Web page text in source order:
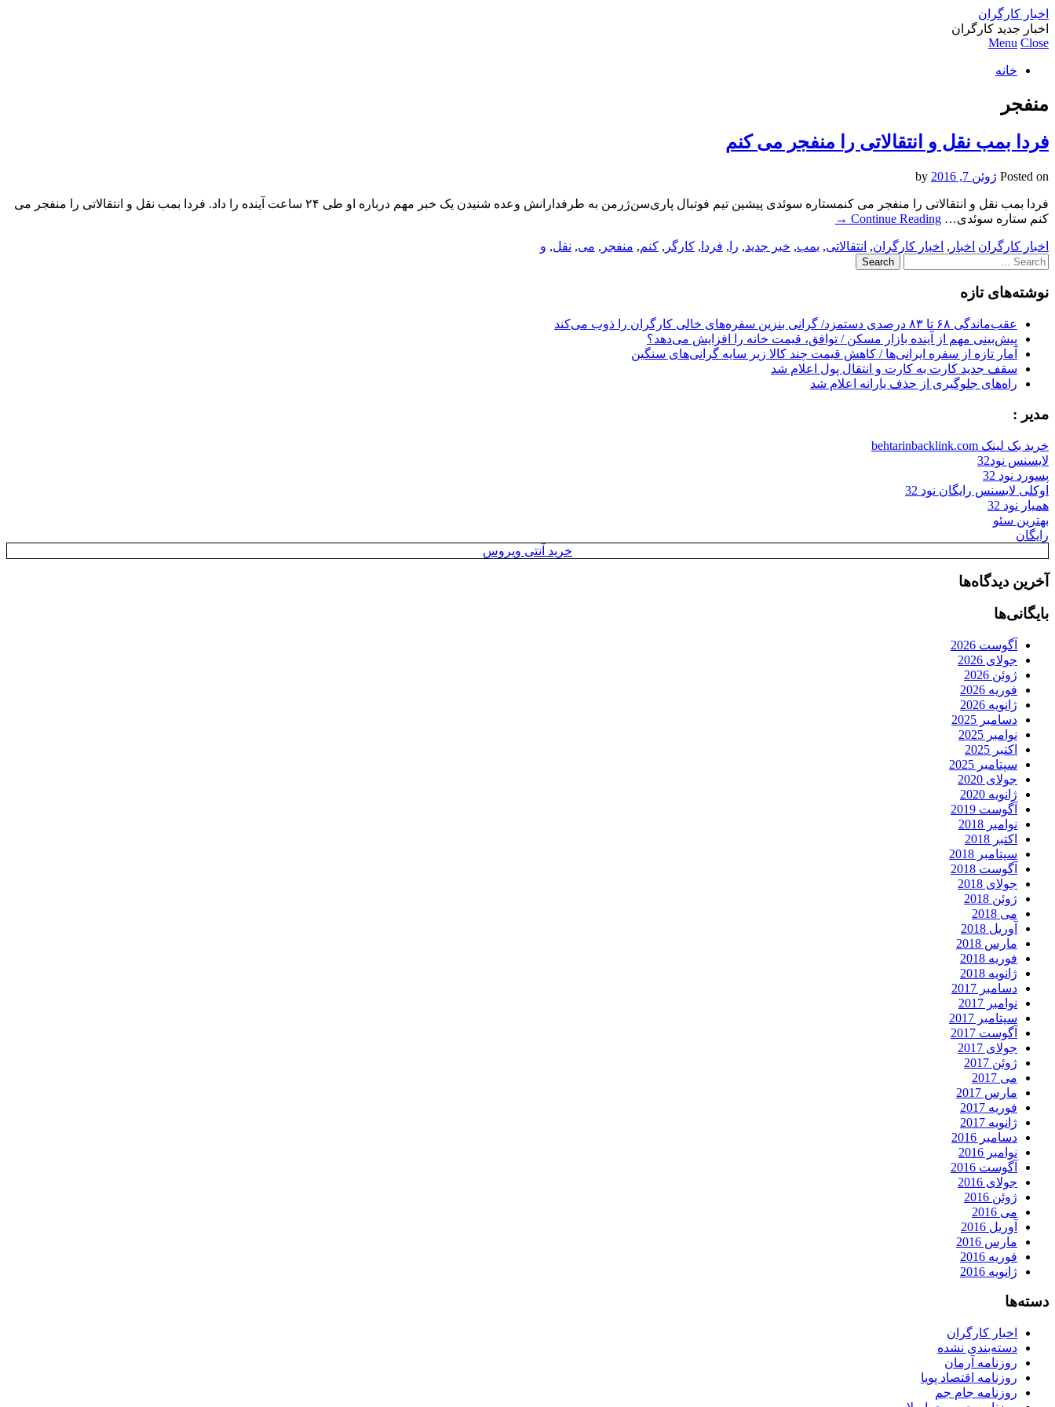
اخبار کارگران
اخبار جدید کارگران
Menu Close
خانه
منفجر
فردا بمب نقل و انتقالاتی را منفجر می کنم
Posted on ژوئن 7, 2016
فردا بمب نقل و انتقالاتی را منفجر می کنمستاره سوئدی پیشین تیم فوتبال پاری‌سن‌ژرمن به طرفدارانش وعده شنیدن یک خبر مهم درباره او طی ۲۴ ساعت آینده را داد. فردا بمب نقل و انتقالاتی را منفجر می
کنم ستاره سوئدی… Continue Reading
→
اخبار کارگران اخبار , اخبار کارگران, انتقالاتی, بمب, خبر جدید, را , فردا , کارگر , کنم, منفجر , می, نقل, و
Search
for:
نوشته‌های تازه
عقب‌ماندگی ۶۸ تا ۸۳ درصدی دستمزد/ گرانی بنزین سفره‌های خالی کارگران را ذوب می‌کند
پیش‌بینی مهم از آینده بازار مسکن / توافق، قیمت خانه را افزایش می‌دهد؟
آمار تازه از سفره ایرانی‌ها / کاهش قیمت چند کالا زیر سایه گرانی‌های سنگین
سقف جدید کارت به کارت و انتقال پول اعلام شد
راه‌های جلوگیری از حذف یارانه اعلام شد
مدیر :
خرید بک لینک behtarinbacklink.com
لایسنس نود32
پسورد نود 32
اوکلی لایسنس رایگان نود 32
همیار نود 32
بهترین سئو
رایگان
خرید آنتی ویروس
آخرین دیدگاه‌ها
بایگانی‌ها
آگوست 2026
جولای 2026
ژوئن 2026
فوریه 2026
ژانویه 2026
دسامبر 2025
نوامبر 2025
اکتبر 2025
سپتامبر 2025
جولای 2020
ژانویه 2020
آگوست 2019
نوامبر 2018
اکتبر 2018
سپتامبر 2018
آگوست 2018
جولای 2018
ژوئن 2018
می 2018
آوریل 2018
مارس 2018
فوریه 2018
ژانویه 2018
دسامبر 2017
نوامبر 2017
سپتامبر 2017
آگوست 2017
جولای 2017
ژوئن 2017
می 2017
مارس 2017
فوریه 2017
ژانویه 2017
دسامبر 2016
نوامبر 2016
آگوست 2016
جولای 2016
ژوئن 2016
می 2016
آوریل 2016
مارس 2016
فوریه 2016
ژانویه 2016
دسته‌ها
اخبار کارگران
دسته‌بندی نشده
روزنامه آرمان
روزنامه اقتصاد پویا
روزنامه جام جم